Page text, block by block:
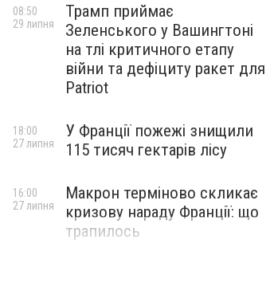
Трамп приймає
Зеленського у Вашингтоні
на тлі критичного етапу
війни та дефіциту ракет для
Patriot
08:50
29 липня
У Франції пожежі знищили
115 тисяч гектарів лісу
18:00
27 липня
Макрон терміново скликає
кризову нараду Франції: що
трапилось
16:00
27 липня